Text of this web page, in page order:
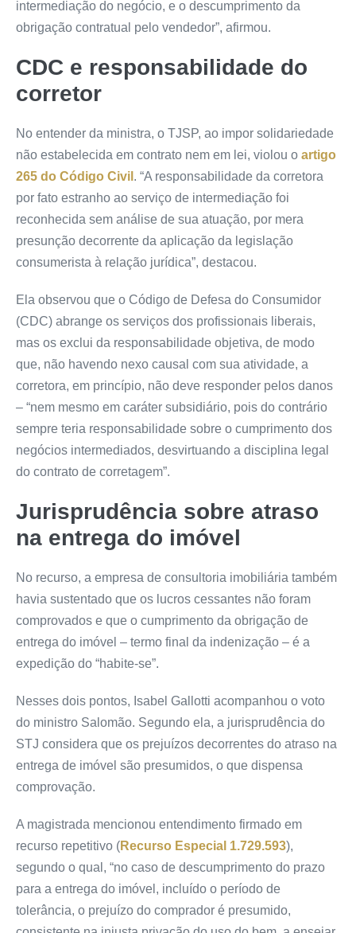
intermediação do negócio, e o descumprimento da
obrigação contratual pelo vendedor”, afirmou.
CDC e responsabilidade do
corretor
No entender da ministra, o TJSP, ao impor solidariedade
não estabelecida em contrato nem em lei, violou o artigo
265 do Código Civil . “A responsabilidade da corretora
por fato estranho ao serviço de intermediação foi
reconhecida sem análise de sua atuação, por mera
presunção decorrente da aplicação da legislação
consumerista à relação jurídica”, destacou.
Ela observou que o Código de Defesa do Consumidor
(CDC) abrange os serviços dos profissionais liberais,
mas os exclui da responsabilidade objetiva, de modo
que, não havendo nexo causal com sua atividade, a
corretora, em princípio, não deve responder pelos danos
– “nem mesmo em caráter subsidiário, pois do contrário
sempre teria responsabilidade sobre o cumprimento dos
negócios intermediados, desvirtuando a disciplina legal
do contrato de corretagem”.
Jurisprudência sobre atraso
na entrega do imóvel
No recurso, a empresa de consultoria imobiliária também
havia sustentado que os lucros cessantes não foram
comprovados e que o cumprimento da obrigação de
entrega do imóvel – termo final da indenização – é a
expedição do “habite-se”.
Nesses dois pontos, Isabel Gallotti acompanhou o voto
do ministro Salomão. Segundo ela, a jurisprudência do
STJ considera que os prejuízos decorrentes do atraso na
entrega de imóvel são presumidos, o que dispensa
comprovação.
A magistrada mencionou entendimento firmado em
recurso repetitivo (Recurso Especial 1.729.593),
segundo o qual, “no caso de descumprimento do prazo
para a entrega do imóvel, incluído o período de
tolerância, o prejuízo do comprador é presumido,